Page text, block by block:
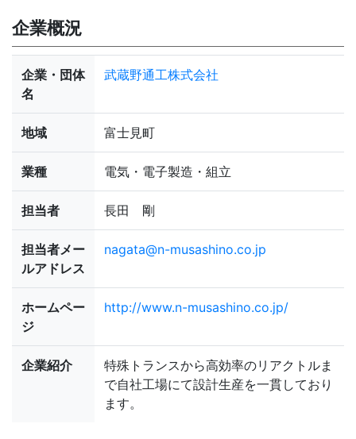
企業概況
企業・団体
名
武蔵野通工株式会社
地域 富士見町
業種 電気・電子製造・組立
担当者 長田 剛
担当者メー
ルアドレス
nagata@n-musashino.co.jp
ホームペー
ジ
http://www.n-musashino.co.jp/
企業紹介
特殊トランスから高効率のリアクトルま
で自社工場にて設計生産を一貫しており
ます。